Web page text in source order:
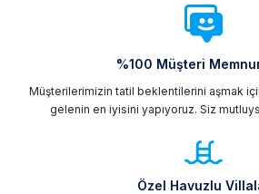
%100 Müşteri
Müşterilerimizin tatil beklentilerini aşmak
gelenin en iyisini yapıyoruz. Siz
Özel Havuzlu